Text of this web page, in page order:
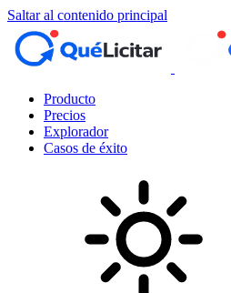
Saltar al contenido principal
Producto
Precios
Explorador
Casos de éxito